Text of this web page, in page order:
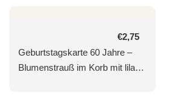
Normaler
Preis
€2,75
Geburtstagskarte 60 Jahre –
Blumenstrauß im Korb mit lila